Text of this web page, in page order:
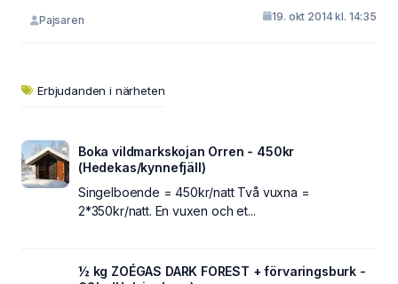
Pajsaren 19. okt 2014 kl. 14:35
Erbjudanden i närheten
Boka vildmarkskojan Orren - 450kr
(Hedekas/kynnefjäll)
Singelboende = 450kr/natt Två vuxna =
2*350kr/natt. En vuxen och et...
½ kg ZOÉGAS DARK FOREST + förvaringsburk -